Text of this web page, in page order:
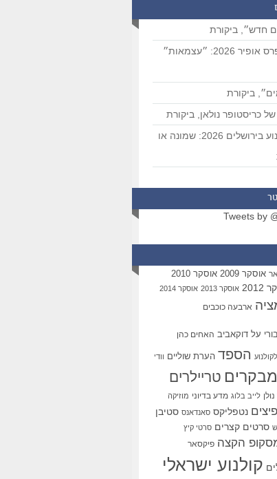
חדש״, ביקורת
המועמדים לפרס אופיר 2026: ״עצמאות״
ביקורת
כריסטופר נולאן, ביקורת
פסטיבל הקולנוע בירושלים 2026: שמונה או
Tweets by
אוסקר 2009 אוסקר 2010
אוסקר 2013 אוסקר 2014
ארבעה כוכבים
על דוקאביב האחים כהן
הספד הערת שוליים וודי
טריילרים
לייב בלוג מדע בדיוני מוזיקה
נטפליקס סאנדאנס סטיבן
סרטים קצרים סרטי קיץ
הקצה פיקסאר
קולנוע ישראלי